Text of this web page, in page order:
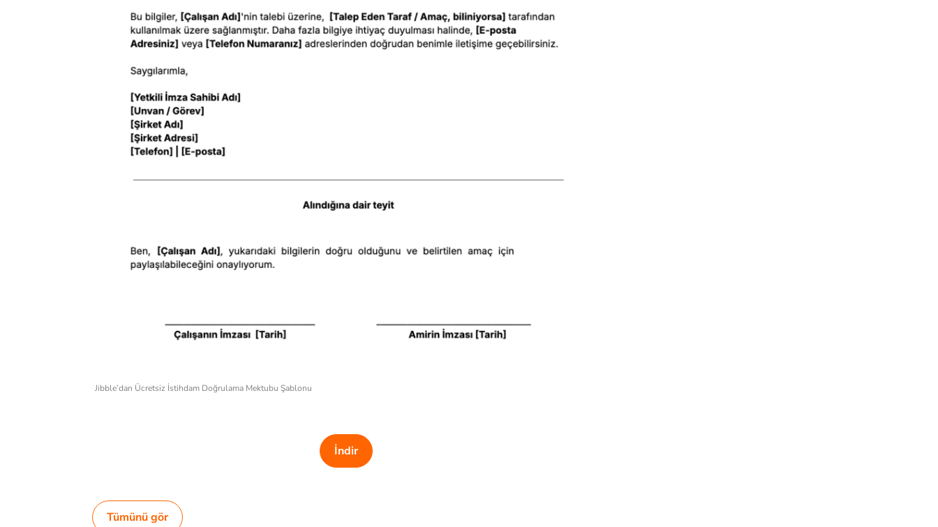
Jibble’dan Ücretsiz İstihdam Doğrulama Mektubu Şablonu
İndir
Tümünü gör